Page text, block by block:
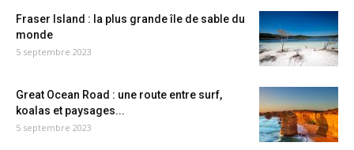
Fraser Island : la plus grande île de sable du
monde
5 septembre 2023
Great Ocean Road : une route entre surf,
koalas et paysages...
5 septembre 2023